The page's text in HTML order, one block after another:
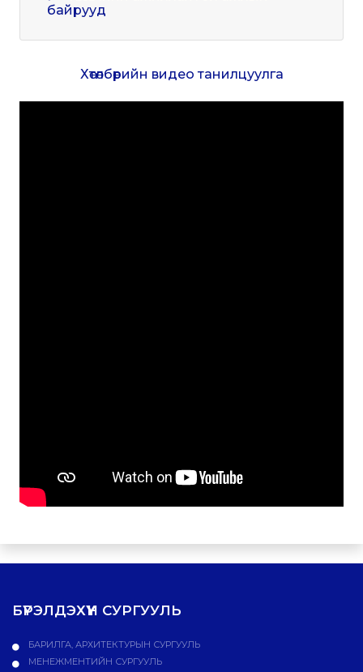
байрууд
Хөтөлбөрийн видео танилцуулга
БҮРЭЛДЭХҮҮН СУРГУУЛЬ
БАРИЛГА, АРХИТЕКТУРЫН СУРГУУЛЬ
МЕНЕЖМЕНТИЙН СУРГУУЛЬ